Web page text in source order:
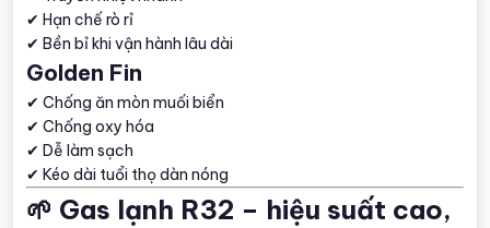
✔ Hạn chế rò rỉ
✔ Bền bỉ khi vận hành lâu dài
Golden Fin
✔ Chống ăn mòn muối biển
✔ Chống oxy hóa
✔ Dễ làm sạch
✔ Kéo dài tuổi thọ dàn nóng
🌱 Gas lạnh R32 – hiệu suất cao,